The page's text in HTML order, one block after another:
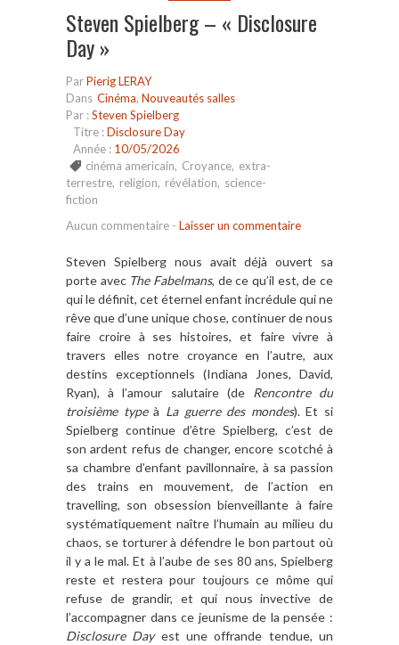
Steven Spielberg – « Disclosure
Day »
ParPierig LERAY
Dans Cinéma, Nouveautés salles
Par :Steven Spielberg
Titre :Disclosure Day
Année : 10/05/2026
cinéma americain, Croyance, extra-
terrestre, religion, révélation, science-
fiction
Aucun commentaire - Laisser un commentaire
Steven Spielberg nous avait déjà ouvert sa
porte avec The Fabelmans, de ce qu’il est, de ce
qui le définit, cet éternel enfant incrédule qui ne
rêve que d’une unique chose, continuer de nous
faire croire à ses histoires, et faire vivre à
travers elles notre croyance en l’autre, aux
destins exceptionnels (Indiana Jones, David,
Ryan), à l’amour salutaire (de Rencontre du
troisième typeà La guerre des mondes). Et si
Spielberg continue d’être Spielberg, c’est de
son ardent refus de changer, encore scotché à
sa chambre d’enfant pavillonnaire, à sa passion
des trains en mouvement, de l’action en
travelling, son obsession bienveillante à faire
systématiquement naître l’humain au milieu du
chaos, se torturer à défendre le bon partout où
il y a le mal. Et à l’aube de ses 80 ans, Spielberg
reste et restera pour toujours ce môme qui
refuse de grandir, et qui nous invective de
l’accompagner dans ce jeunisme de la pensée :
Disclosure Dayest une offrande tendue, un